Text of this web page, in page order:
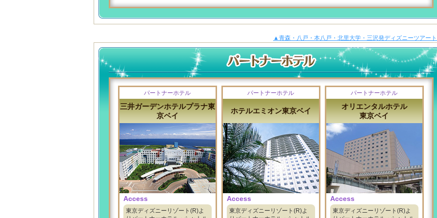
▲青森・八戸・本八戸・北里大学・三沢発ディズニーツアー
三井ガーデンホテルプラナ東
京ベイ
パートナーホテル
Access
東京ディズニーリゾート(R)よ
ホテルエミオン東京ベイ
パートナーホテル
Access
東京ディズニーリゾート(R)よ
オリエンタルホテル
東京ベイ
パートナーホテル
Access
東京ディズニーリゾート(R)よ